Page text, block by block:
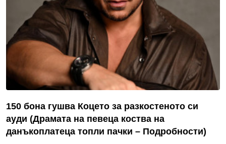
150 бона гушва Коцето за разкостеното си
ауди (Драмата на певеца коства на
данъкоплатеца топли пачки – Подробности)